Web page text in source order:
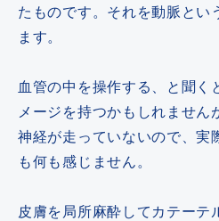
たものです。それを動脈とい
ます。
血管の中を操作する、と聞く
メージを持つかもしれません
神経が走っていないので、実
も何も感じません。
皮膚を局所麻酔してカテーテ